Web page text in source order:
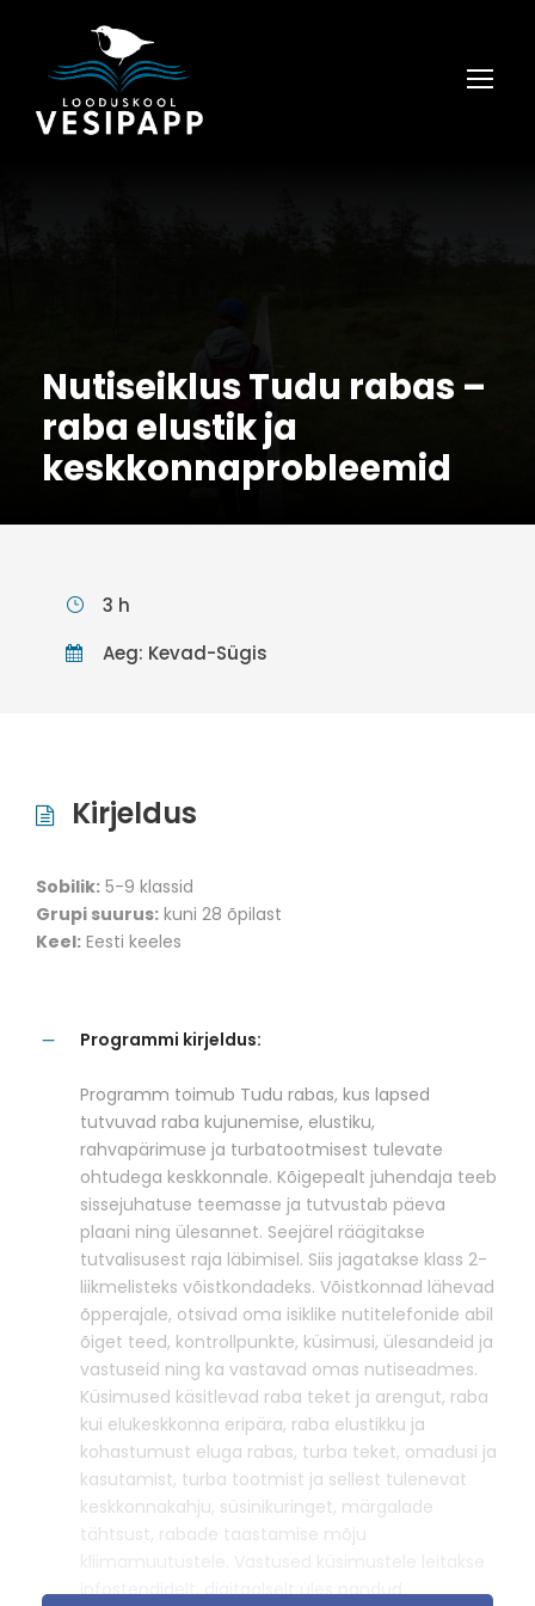
Nutiseiklus Tudu rabas –
raba elustik ja
keskkonnaprobleemid
3 h
Aeg: Kevad-Sügis
Kirjeldus
Sobilik: 5-9 klassid
Grupi suurus: kuni 28 õpilast
Keel: Eesti keeles
Programmi kirjeldus:
Programm toimub Tudu rabas, kus lapsed
tutvuvad raba kujunemise, elustiku,
rahvapärimuse ja turbatootmisest tulevate
ohtudega keskkonnale. Kõigepealt juhendaja teeb
sissejuhatuse teemasse ja tutvustab päeva
plaani ning ülesannet. Seejärel räägitakse
tutvalisusest raja läbimisel. Siis jagatakse klass 2-
liikmelisteks võistkondadeks. Võistkonnad lähevad
õpperajale, otsivad oma isiklike nutitelefonide abil
õiget teed, kontrollpunkte, küsimusi, ülesandeid ja
vastuseid ning ka vastavad omas nutiseadmes.
Küsimused käsitlevad raba teket ja arengut, raba
kui elukeskkonna eripära, raba elustikku ja
kohastumust eluga rabas, turba teket, omadusi ja
kasutamist, turba tootmist ja sellest tulenevat
keskkonnakahju, süsinikuringet, märgalade
tähtsust, rabade taastamise mõju
infostendidelt, digitaalselt üles pandud